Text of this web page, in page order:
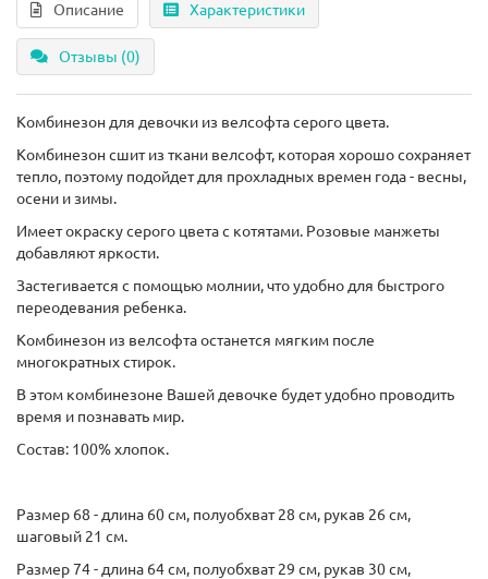
Описание Характеристики
Отзывы (0)
Комбинезон для девочки из велсофта серого цвета.
Комбинезон сшит из ткани велсофт, которая хорошо сохраняет
тепло, поэтому подойдет для прохладных времен года - весны,
осени и зимы.
Имеет окраску серого цвета с котятами. Розовые манжеты
добавляют яркости.
Застегивается с помощью молнии, что удобно для быстрого
переодевания ребенка.
Комбинезон из велсофта останется мягким после
многократных стирок.
В этом комбинезоне Вашей девочке будет удобно проводить
время и познавать мир.
Состав: 100% хлопок.
Размер 68 - длина 60 см, полуобхват 28 см, рукав 26 см,
шаговый 21 см.
Размер 74 - длина 64 см, полуобхват 29 см, рукав 30 см,